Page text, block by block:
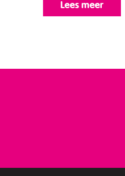
Lees meer